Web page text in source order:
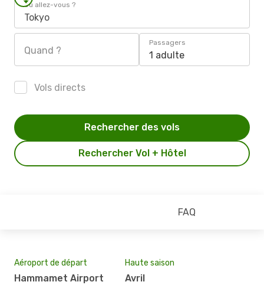
Où allez-vous ?
Tokyo
Quand ?
Passagers
1 adulte
Vols directs
Rechercher Vol + Hôtel
Rechercher des vols
FAQ
Aéroport de départ
Hammamet Airport
Haute saison
avril